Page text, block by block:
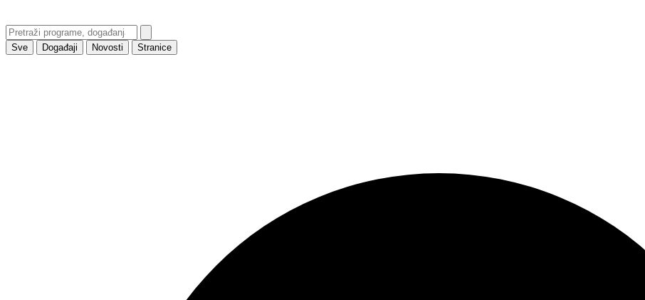
Sve Događaji Novosti Stranice